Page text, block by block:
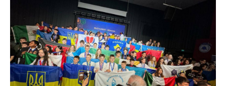
комп’ютерних
проєктів
Infomatrix
2025